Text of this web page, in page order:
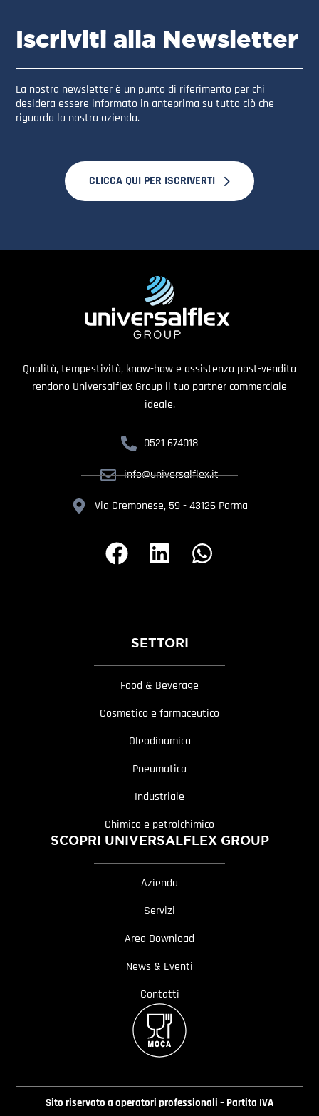
Iscriviti alla Newsletter
La nostra newsletter è un punto di riferimento per chi
desidera essere informato in anteprima su tutto ciò che
riguarda la nostra azienda.
CLICCA QUI PER ISCRIVERTI
Qualità, tempestività, know-how e assistenza post-vendita
rendono Universalflex Group il tuo partner commerciale
ideale.
0521 674018
info@universalflex.it
Via Cremonese, 59 - 43126 Parma
SETTORI
Food & Beverage
Cosmetico e farmaceutico
Oleodinamica
Pneumatica
Industriale
Chimico e petrolchimico
SCOPRI UNIVERSALFLEX GROUP
Azienda
Servizi
Area Download
News & Eventi
Contatti
Sito riservato a operatori professionali – Partita IVA